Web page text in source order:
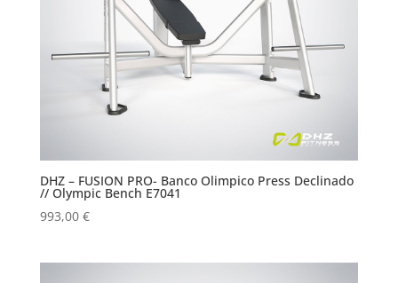
DHZ – FUSION PRO- Banco Olimpico Press Declinado
// Olympic Bench E7041
993,00 €